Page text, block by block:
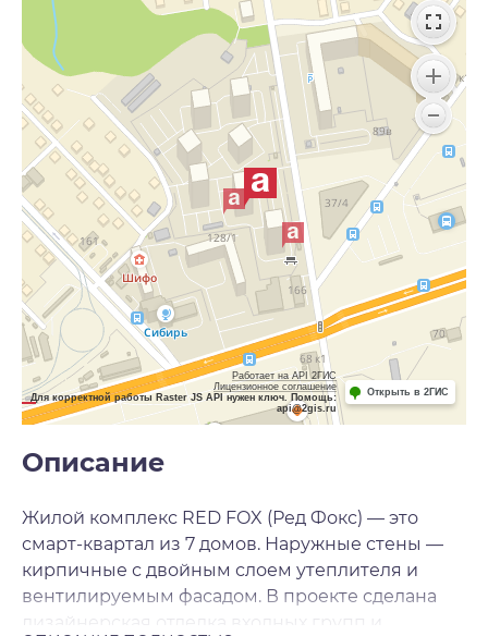
Работает на API 2ГИС
Лицензионное соглашение
Для корректной работы Raster JS API нужен ключ. Помощь:
api@2gis.ru
Открыть в 2ГИС
Описание
Жилой комплекс RED FOX (Ред Фокс) — это
смарт-квартал из 7 домов. Наружные стены —
кирпичные с двойным слоем утеплителя и
вентилируемым фасадом. В проекте сделана
дизайнерская отделка входных групп и